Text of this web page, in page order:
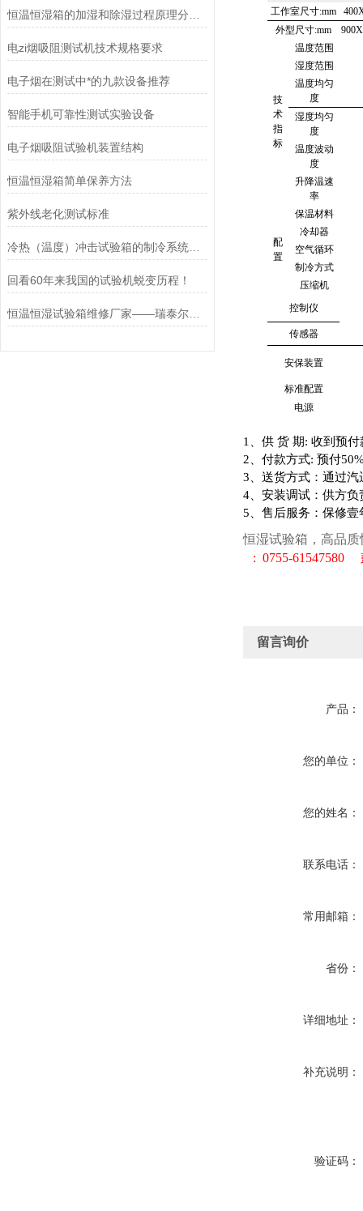
电zi烟吸阻测试机技术规格要求
电子烟在测试中*的九款设备推荐
智能手机可靠性测试实验设备
电子烟吸阻试验机装置结构
恒温恒湿箱简单保养方法
紫外线老化测试标准
冷热（温度）冲击试验箱的制冷系统是怎样的?
回看60年来我国的试验机蜕变历程！
恒温恒湿试验箱维修厂家——瑞泰尔深耕行业多年，经验丰富
工作室尺寸:mm
外型尺寸:mm
技
术
指
标
温度范围
湿度范围
温度均匀
度
湿度均匀
度
温度波动
度
升降温速
率
配
置
保温材料
冷却器
空气循环
制冷方式
压缩机
控制仪
传感器
安保装置
标准配置
电源
1 、供 货 期: 收到预付
2 、付款方式: 预付
3 、送货方式：通过
4 、安装调试：供方
5 、售后服务：保修
恒湿试验箱，高品
: 0755-61547580
留言询价
产品：
您的单位：
您的姓名：
联系电话：
常用邮箱：
省份：
详细地址：
补充说明：
验证码：